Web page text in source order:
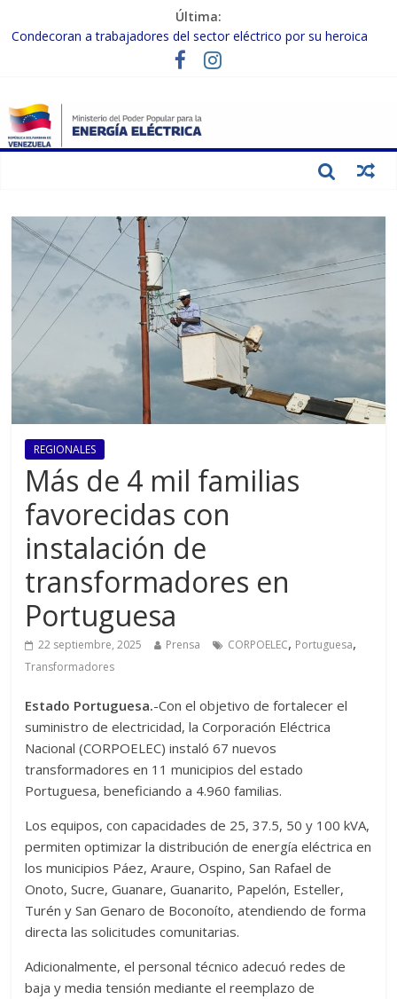
Última:
Condecoran a trabajadores del sector eléctrico por su heroica
labor tras el doble sismo del 24-J
Gobierno Nacional coordina acciones con el sector privado para
Inspeccionan trabajos de rehabilitación en instalaciones del SEN
en Carabobo
Gobierno Nacional activa plan preventivo para fortalecer el SEN
REGIONALES
Más de 4 mil familias
favorecidas con
instalación de
transformadores en
Portuguesa
22 septiembre, 2025 Prensa CORPOELEC, Portuguesa,
Transformadores
Estado Portuguesa.-Con el objetivo de fortalecer el
suministro de electricidad, la Corporación Eléctrica
Nacional (CORPOELEC) instaló 67 nuevos
transformadores en 11 municipios del estado
Portuguesa, beneficiando a 4.960 familias.
Los equipos, con capacidades de 25, 37.5, 50 y 100 kVA,
permiten optimizar la distribución de energía eléctrica en
los municipios Páez, Araure, Ospino, San Rafael de
Onoto, Sucre, Guanare, Guanarito, Papelón, Esteller,
Turén y San Genaro de Boconoíto, atendiendo de forma
directa las solicitudes comunitarias.
Adicionalmente, el personal técnico adecuó redes de
baja y media tensión mediante el reemplazo de